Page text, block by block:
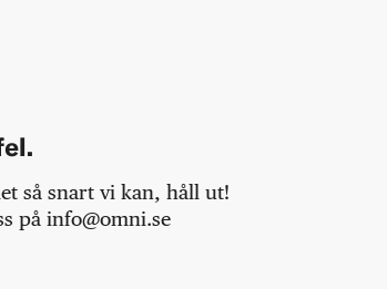
så snart vi kan, håll ut!
på info@omni.se